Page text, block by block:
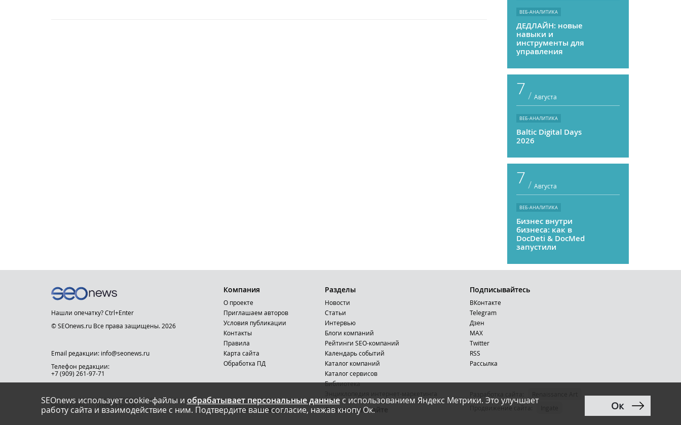
ВЕБ-АНАЛИТИКА
ДЕДЛАЙН: новые
навыки и
инструменты для
управления
7 / Августа
ВЕБ-АНАЛИТИКА
Baltic Digital Days
2026
7 / Августа
ВЕБ-АНАЛИТИКА
Бизнес внутри
бизнеса: как в
DocDeti & DocMed
запустили
как стартап
SEOnews использует cookie-файлы и обрабатывает персональные данныес использованием Яндекс Метрики. Это улучшает
работу сайта и взаимодействие с ним. Подтвердите ваше согласие, нажав кнопу Ок.
Ок
Нашли опечатку? Ctrl+Enter
© SEOnews.ru Все права защищены. 2026
Email редакции: info@seonews.ru
Телефон редакции:
+7 (909) 261-97-71
This site is protected by reCAPTCHA and the Google
Privacy Policyand Terms of Serviceapply.
Компания
О проекте
Приглашаем авторов
Условия публикации
Контакты
Правила
Карта сайта
Обработка ПД
Мобильная версия
Разделы
Новости
Статьи
Интервью
Блоги компаний
Рейтинги SEO-компаний
Календарь событий
Каталог компаний
Каталог сервисов
Библиотека
Реклама на сайте
Подписывайтесь
ВКонтакте
Telegram
Дзен
MAX
Тwitter
RSS
Рассылка
Продвижение сайта
12+